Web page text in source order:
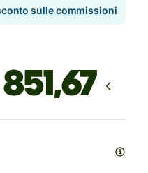
sulle commissioni